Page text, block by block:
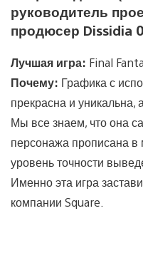
руководитель
продюсер Dissidia
Лучшая игра: Final
Почему: Графика с
прекрасна и уникальна,
Мы все знаем, что она
персонажа прописана
уровень точности
Именно эта игра
компании Square.